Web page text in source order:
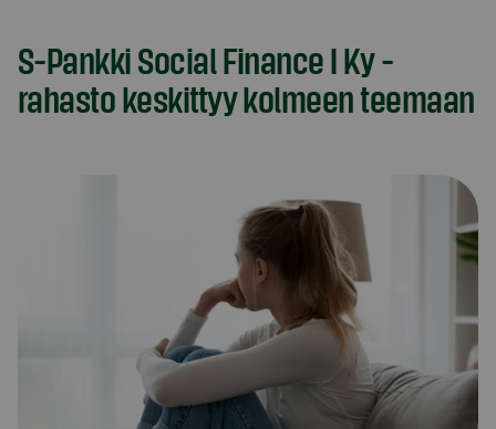
S-Pankki Social Finance I Ky -
rahasto keskittyy kolmeen teemaan